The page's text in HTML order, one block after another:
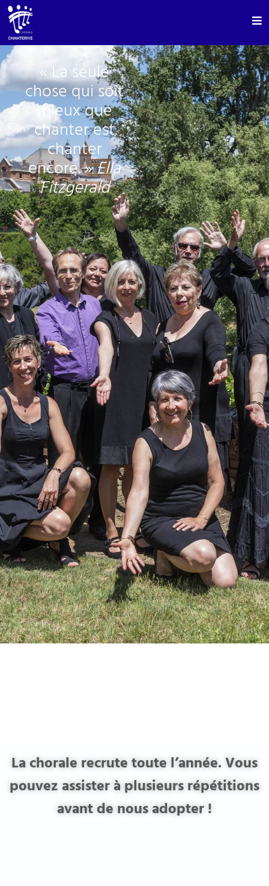
« La seule
chose qui soit
mieux que
chanter est
chanter
encore. »Ella
Fitzgerald
La chorale recrute toute l’année. Vous
pouvez assister à plusieurs répétitions
avant de nous adopter !